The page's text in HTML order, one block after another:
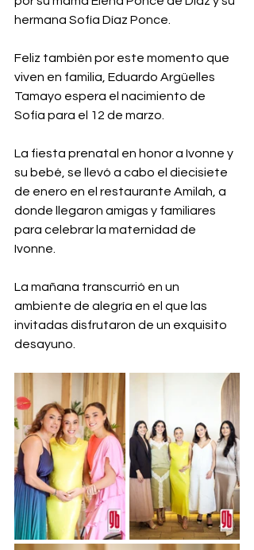
hermana Sofía Díaz Ponce.
Feliz también por este momento que
viven en familia, Eduardo Argüelles
Tamayo espera el nacimiento de
Sofía para el 12 de marzo.
La fiesta prenatal en honor a Ivonne y
su bebé, se llevó a cabo el diecisiete
de enero en el restaurante Amilah, a
donde llegaron amigas y familiares
para celebrar la maternidad de
Ivonne.
La mañana transcurrió en un
ambiente de alegría en el que las
invitadas disfrutaron de un exquisito
desayuno.